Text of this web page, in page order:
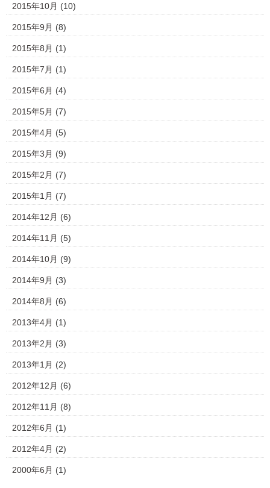
2015年10月 (10)
2015年9月 (8)
2015年8月 (1)
2015年7月 (1)
2015年6月 (4)
2015年5月 (7)
2015年4月 (5)
2015年3月 (9)
2015年2月 (7)
2015年1月 (7)
2014年12月 (6)
2014年11月 (5)
2014年10月 (9)
2014年9月 (3)
2014年8月 (6)
2013年4月 (1)
2013年2月 (3)
2013年1月 (2)
2012年12月 (6)
2012年11月 (8)
2012年6月 (1)
2012年4月 (2)
2000年6月 (1)